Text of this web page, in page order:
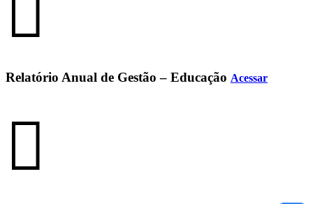
Relatório Anual de Gestão – Educação Acessar